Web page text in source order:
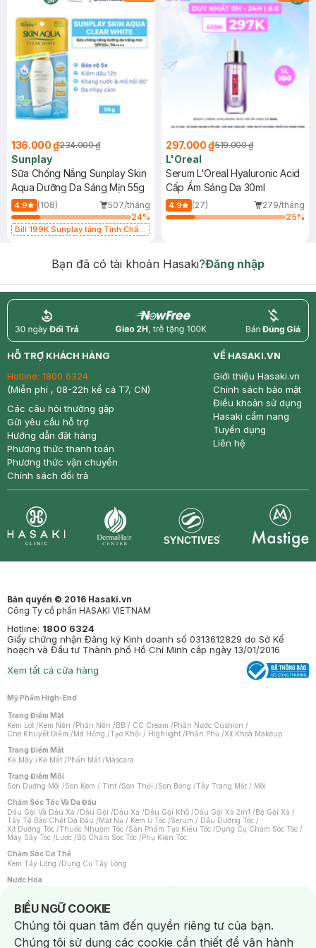
136.000 ₫234.000 ₫
Sunplay
Sữa Chống Nắng Sunplay Skin
Aqua Dưỡng Da Sáng Mịn 55g
4.9 (108)
507/tháng
24%
Bill 199K Sunplay tặng Tinh Chất
297.000 ₫519.000 ₫
L'Oreal
Serum L'Oreal Hyaluronic Acid
Cấp Ẩm Sáng Da 30ml
4.9 (27)
279/tháng
25%
Bạn đã có tài khoản Hasaki?Đăng nhập
return nowfree price
HỖ TRỢ KHÁCH HÀNG
Hotline: 1800 6324
(Miễn phí , 08-22h kể cả T7, CN)
Các câu hỏi thường gặp
Gửi yêu cầu hỗ trợ
Hướng dẫn đặt hàng
Phương thức thanh toán
Phương thức vận chuyển
Chính sách đổi trả
VỀ HASAKI.VN
Giới thiệu Hasaki.vn
Chính sách bảo mật
Điều khoản sử dụng
Hasaki cẩm nang
Tuyển dụng
Liên hệ
Bản quyền © 2016 Hasaki.vn
Công Ty cổ phần HASAKI VIETNAM
Hotline: 1800 6324
Giấy chứng nhận Đăng ký Kinh doanh số 0313612829 do Sở Kế
hoạch và Đầu tư Thành phố Hồ Chí Minh cấp ngày 13/01/2016
Xem tất cả cửa hàng
Mỹ Phẩm High-End
Trang Điểm Mặt
Kem Lót /Kem Nền /Phấn Nền /BB / CC Cream /Phấn Nước Cushion /
Che Khuyết Điểm /Má Hồng /Tạo Khối / Highlight /Phấn Phủ /Xịt Khoá Makeup
Trang Điểm Mắt
Kẻ Mày /Kẻ Mắt /Phấn Mắt /Mascara
Trang Điểm Môi
Son Dưỡng Môi /Son Kem / Tint /Son Thỏi /Son Bóng /Tẩy Trang Mắt / Môi
Chăm Sóc Tóc Và Da Đầu
Dầu Gội Và Dầu Xả /Dầu Gội /Dầu Xả /Dầu Gội Khô /Dầu Gội Xả 2in1 /Bộ Gội Xả /
Tẩy Tế Bào Chết Da Đầu /Mặt Nạ / Kem Ủ Tóc /Serum / Dầu Dưỡng Tóc /
Xịt Dưỡng Tóc /Thuốc Nhuộm Tóc /Sản Phẩm Tạo Kiểu Tóc /Dụng Cụ Chăm Sóc Tóc /
Máy Sấy Tóc /Lược /Bộ Chăm Sóc Tóc /Phụ Kiện Tóc
Chăm Sóc Cơ Thể
Kem Tẩy Lông /Dụng Cụ Tẩy Lông
Nước Hoa
Nước Hoa Nữ
Chăm Sóc Cá Nhân
Chống Muỗi /Khẩu Trang /Máy Massage/Mặt Nạ Xông Hơi /Nước Rửa Tay/
Sản Phẩm Chăm Sóc Khác /Bàn Chải Đánh Răng /Bàn Chải Điện/
Hỗ Trợ Trắng Răng/Kem Đánh Răng /Máy Tăm Nước/ Nước Súc Miệng/
BIỂU NGỮ COOKIE
Notice about cookies usage
Chúng tôi quan tâm đến quyền riêng tư của bạn.
Chúng tôi sử dụng các cookie cần thiết để vận hành